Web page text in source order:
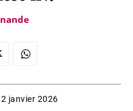
janvier 2026